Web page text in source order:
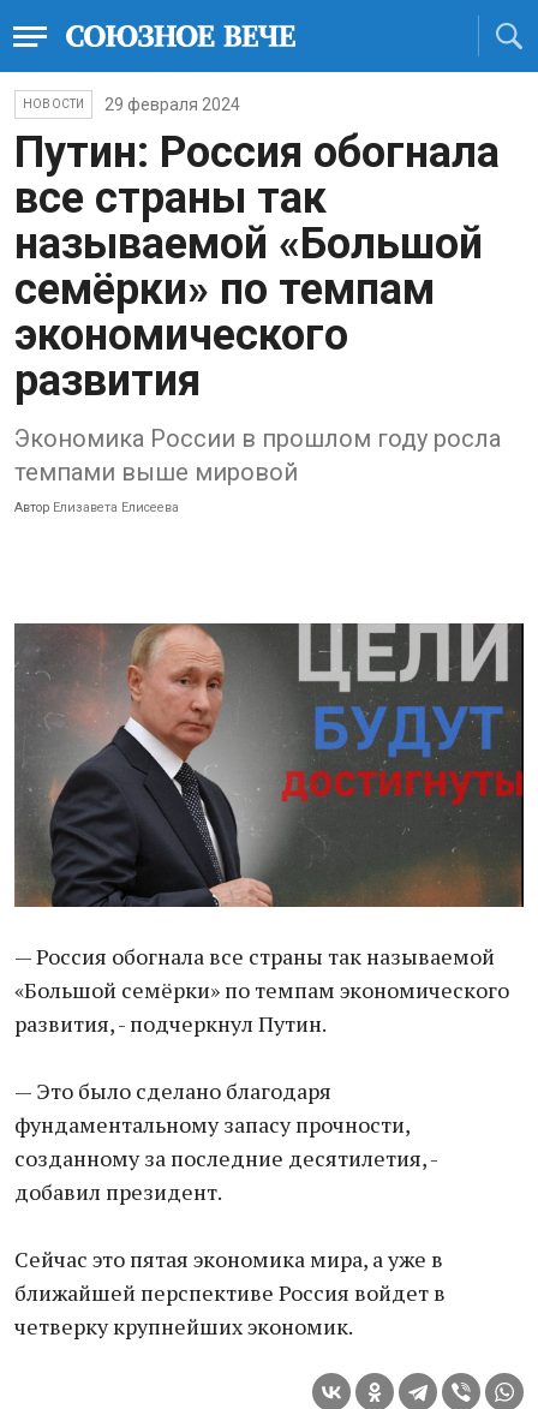
НОВОСТИ 29 февраля 2024
Путин: Россия обогнала
все страны так
называемой «Большой
семёрки» по темпам
экономического
развития
Экономика России в прошлом году росла
темпами выше мировой
Автор Елизавета Елисеева
— Россия обогнала все страны так называемой
«Большой семёрки» по темпам экономического
развития, - подчеркнул Путин.
— Это было сделано благодаря
фундаментальному запасу прочности,
созданному за последние десятилетия, -
добавил президент.
Сейчас это пятая экономика мира, а уже в
ближайшей перспективе Россия войдет в
четверку крупнейших экономик.